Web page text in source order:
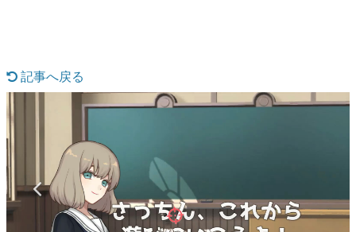
なんでゲームは面白い？
ゲーム開発者・hamatsu氏がゲームの魅力を画面や操作の
ゲームが変えた日本語
「経験値」「裏技」「ラスボス」… ゲームにまつわる言葉
の起源や用法の変遷を、コンピューター文化史研究家・タ
イニーP氏が徹底調査。
記事へ戻る